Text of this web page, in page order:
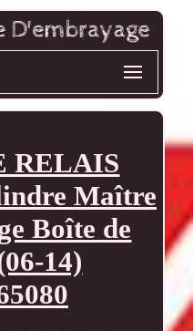
RELAIS
Maître
Boîte de
14)